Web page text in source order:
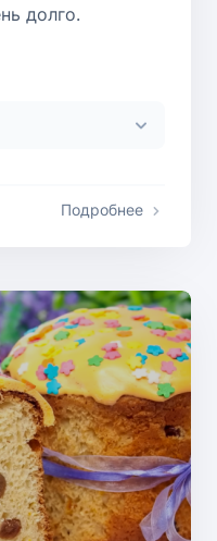
долго.
Подробнее